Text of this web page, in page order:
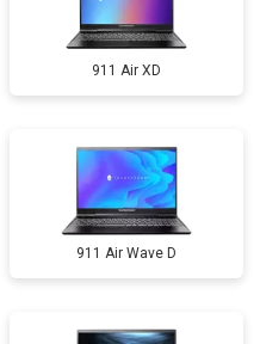
911 Air XD
911 Air Wave D